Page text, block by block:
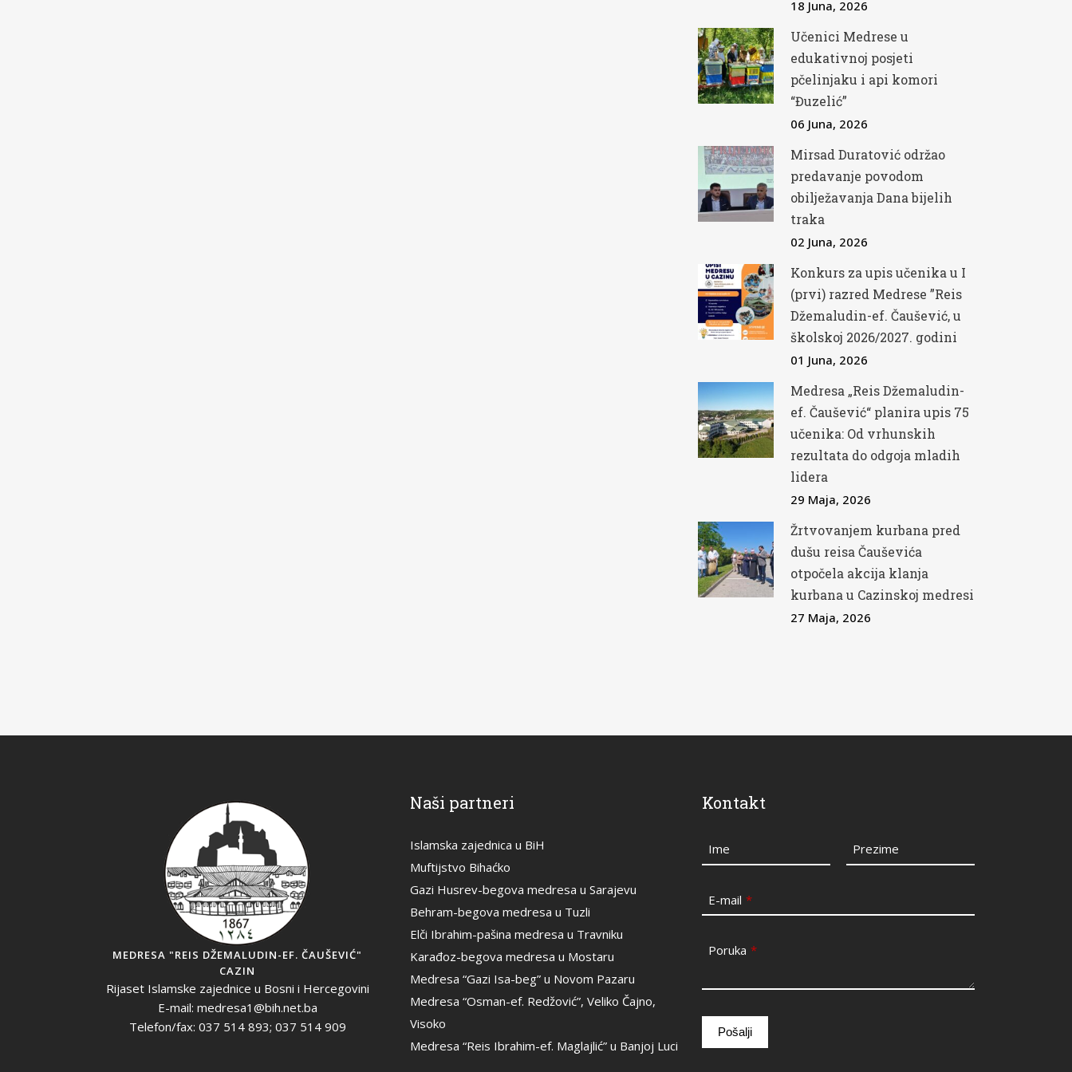
18 Juna, 2026
Učenici Medrese u
edukativnoj posjeti
pčelinjaku i api komori
“Đuzelić”
06 Juna, 2026
Mirsad Duratović održao
predavanje povodom
obilježavanja Dana bijelih
traka
02 Juna, 2026
Konkurs za upis učenika u I
(prvi) razred Medrese ”Reis
Džemaludin-ef. Čaušević, u
školskoj 2026/2027. godini
01 Juna, 2026
Medresa „Reis Džemaludin-
ef. Čaušević“ planira upis 75
učenika: Od vrhunskih
rezultata do odgoja mladih
lidera
29 Maja, 2026
Žrtvovanjem kurbana pred
dušu reisa Čauševića
otpočela akcija klanja
kurbana u Cazinskoj medresi
27 Maja, 2026
MEDRESA "REIS DŽEMALUDIN-EF. ČAUŠEVIĆ"
CAZIN
Rijaset Islamske zajednice u Bosni i Hercegovini
E-mail: medresa1@bih.net.ba
Telefon/fax: 037 514 893; 037 514 909
Naši partneri
Islamska zajednica u BiH
Muftijstvo Bihaćko
Gazi Husrev-begova medresa u Sarajevu
Behram-begova medresa u Tuzli
Elči Ibrahim-pašina medresa u Travniku
Karađoz-begova medresa u Mostaru
Medresa “Gazi Isa-beg” u Novom Pazaru
Medresa “Osman-ef. Redžović”, Veliko Čajno,
Visoko
Medresa “Reis Ibrahim-ef. Maglajlić” u Banjoj Luci
Kontakt
Ime Prezime
E-mail *
Poruka *
Pošalji